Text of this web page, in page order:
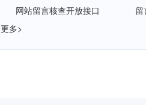
网站留言核查开放接口
更多>